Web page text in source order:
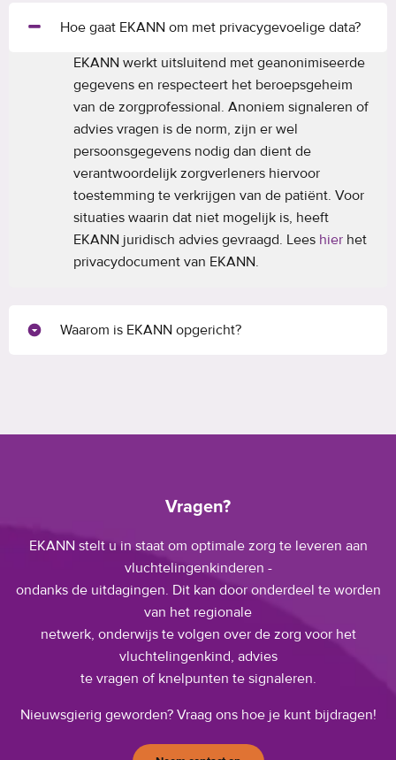
Hoe gaat EKANN om met privacygevoelige data?
EKANN werkt uitsluitend met geanonimiseerde
gegevens en respecteert het beroepsgeheim
van de zorgprofessional. Anoniem signaleren of
advies vragen is de norm, zijn er wel
persoonsgegevens nodig dan dient de
verantwoordelijk zorgverleners hiervoor
toestemming te verkrijgen van de patiënt. Voor
situaties waarin dat niet mogelijk is, heeft
EKANN juridisch advies gevraagd. Lees hier het
privacydocument van EKANN.
Waarom is EKANN opgericht?
Vragen?
EKANN stelt u in staat om optimale zorg te leveren aan
vluchtelingenkinderen -
ondanks de uitdagingen. Dit kan door onderdeel te worden
van het regionale
netwerk, onderwijs te volgen over de zorg voor het
vluchtelingenkind, advies
te vragen of knelpunten te signaleren.
Nieuwsgierig geworden? Vraag ons hoe je kunt bijdragen!